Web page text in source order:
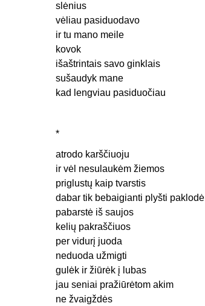
slėnius
vėliau pasiduodavo
ir tu mano meile
kovok
išaštrintais savo ginklais
sušaudyk mane
kad lengviau pasiduočiau
*
atrodo karščiuoju
ir vėl nesulaukėm žiemos
priglustų kaip tvarstis
dabar tik bebaigianti plyšti paklodė
pabarstė iš saujos
kelių pakraščiuos
per vidurį juoda
neduoda užmigti
gulėk ir žiūrėk į lubas
jau seniai pražiūrėtom akim
ne žvaigždės